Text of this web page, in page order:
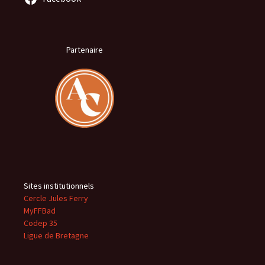
Partenaire
Sites institutionnels
Cercle Jules Ferry
MyFFBad
Codep 35
Ligue de Bretagne